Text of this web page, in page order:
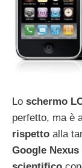
Lo schermo
perfetto, ma è
rispetto alla
Google Nexus